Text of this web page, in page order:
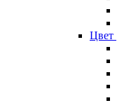
Цвет